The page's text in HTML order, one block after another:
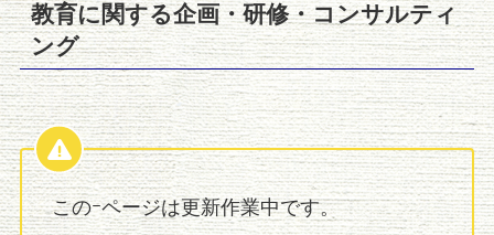
教育に関する企画・研修・コンサルティ
ング
このｰページは更新作業中です。